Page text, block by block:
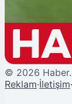
© 2026
Reklam·İletişim·